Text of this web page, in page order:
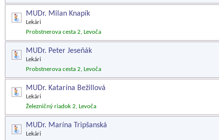
MUDr. Milan Knapík
Lekári
Probstnerova cesta 2, Levoča
MUDr. Peter Jeseňák
Lekári
Probstnerova cesta 2, Levoča
MUDr. Katarína Bežillová
Lekári
Železničný riadok 2, Levoča
MUDr. Marína Tripšanská
Lekári